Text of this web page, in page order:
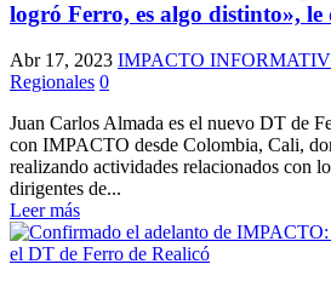
logró Ferro, es algo distinto»,
Abr 17, 2023 IMPACTO
Regionales 0
Juan Carlos Almada es el nuevo DT de
con IMPACTO desde Colombia, Cali,
realizando actividades relacionados con
dirigentes de...
Leer más